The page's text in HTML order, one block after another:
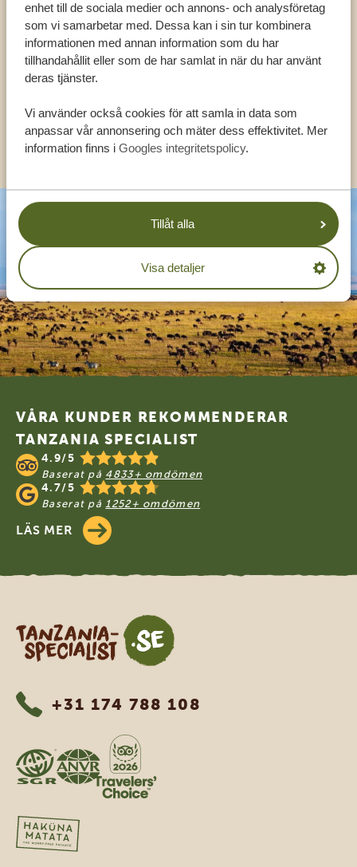
enhet till de sociala medier och annons- och analysföretag
som vi samarbetar med. Dessa kan i sin tur kombinera
informationen med annan information som du har
tillhandahållit eller som de har samlat in när du har använt
deras tjänster.
Vi använder också cookies för att samla in data som
anpassar vår annonsering och mäter dess effektivitet. Mer
information finns i Googles integritetspolicy.
Tillåt alla
Visa detaljer
FÅ PERSONLIG RÅDGIVNING FRÅN VÅRA
EXPERTER
KONTAKT
Footer
VÅRA KUNDER REKOMMENDERAR
TANZANIA SPECIALIST
4.9/5
Baserat på 4833+ omdömen
4.7/5
Baserat på 1252+ omdömen
LÄS MER
Tanzania Specialist
+31 174 788 108